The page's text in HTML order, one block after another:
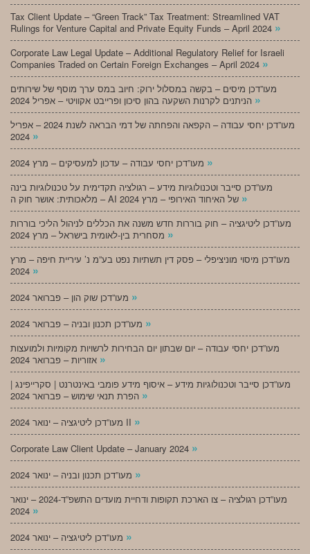
Tax Client Update – “Green Track” Tax Treatment: Streamlined VAT
Rulings for Venture Capital and Private Equity Funds – April 2024 »
Corporate Law Legal Update – Additional Regulatory Relief for Israeli
Companies Traded on Certain Foreign Exchanges – April 2024 »
מעו”דכן מיסים – בקשה במסלול ירוק: חיוב במס ערך מוסף של שירותים
»
מעו”דכן יחסי עבודה – הקפאה והפחתה של דמי הבראה לשנת 2024 – אפריל
»
»
מעו”דכן סייבר וטכנולוגיות מידע – רגולציה תקדימית על טכנולוגיות בינה
»
מעו”דכן ליטיגציה – חוק בוררות חדש משנה את הכללים לניהול הליכי בוררות
»
מעו”דכן מיסוי מוניציפלי – פסק דין תשתיות נפט בע”מ נ’ עיריית חיפה – מרץ
»
»
»
מעו”דכן יחסי עבודה – יום שבתון יום הבחירות לרשויות מקומיות ולמועצות
»
מעו”דכן סייבר וטכנולוגיות מידע – איסוף מידע פומבי באינטרנט | סקרייפינג |
»
מעו”דכן ליטיגציה – ינואר 2024 II »
Corporate Law Client Update – January 2024 »
»
מעו”דכן רגולציה – צו הארכת תקופות ודחיית מועדים התשפ”ד-2024 – ינואר
»
»